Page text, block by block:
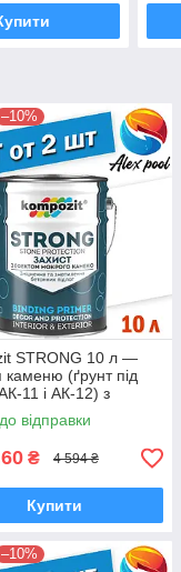
–10%
STRONG 10 л —
каменю (ґрунт під
11 і АК-12) з
"мокрого каменю"
відправки
₴ 4 594 ₴
Купити
–10%